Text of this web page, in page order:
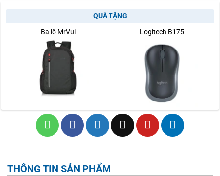
QUÀ TẶNG
Ba lô MrVui Logitech B175
THÔNG TIN SẢN PHẨM